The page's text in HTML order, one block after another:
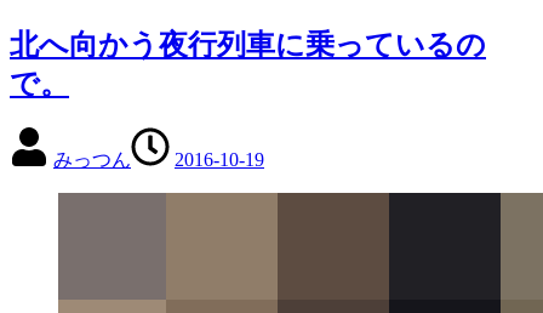
北へ向かう夜行列車に乗っているの
で。
みっつん 2016-10-19